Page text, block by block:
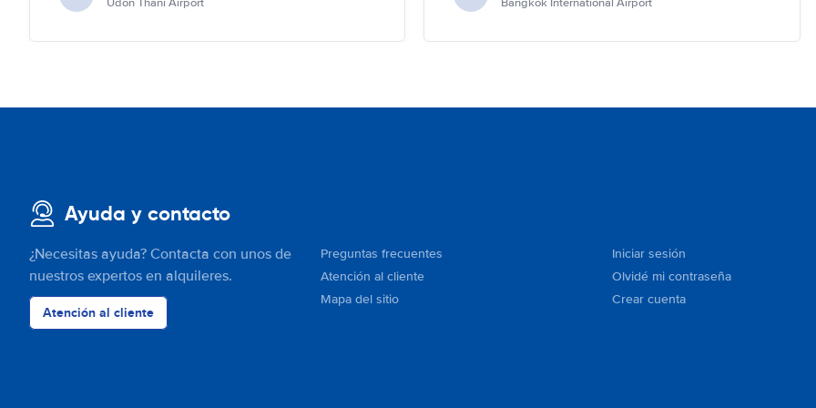
Ayuda y contacto
¿Necesitas ayuda? Contacta con unos de
nuestros expertos en alquileres.
Atención al cliente
Preguntas frecuentes
Atención al cliente
Mapa del sitio
Iniciar sesión
Olvidé mi contraseña
Crear cuenta